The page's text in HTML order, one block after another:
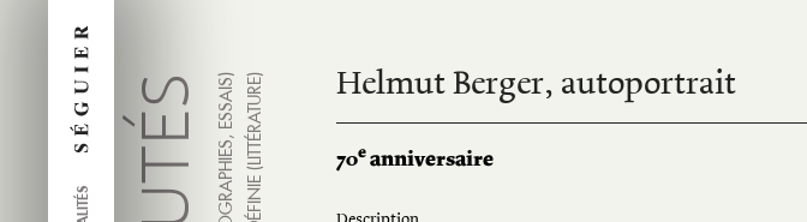
Helmut Berger, autoportrait
70e anniversaire